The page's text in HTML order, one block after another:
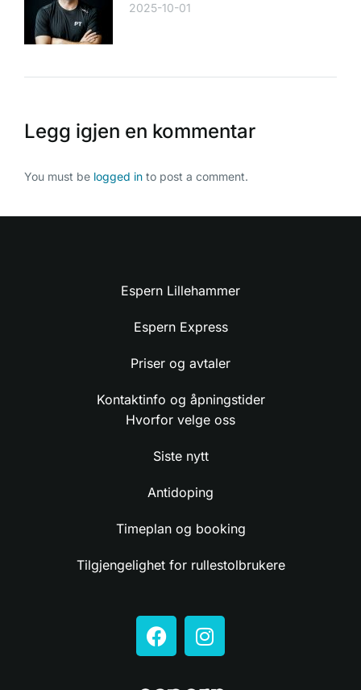
2025-10-01
Legg igjen en kommentar
You must be logged in to post a comment.
Espern Lillehammer
Espern Express
Priser og avtaler
Kontaktinfo og åpningstider
Hvorfor velge oss
Siste nytt
Antidoping
Timeplan og booking
Tilgjengelighet for rullestolbrukere